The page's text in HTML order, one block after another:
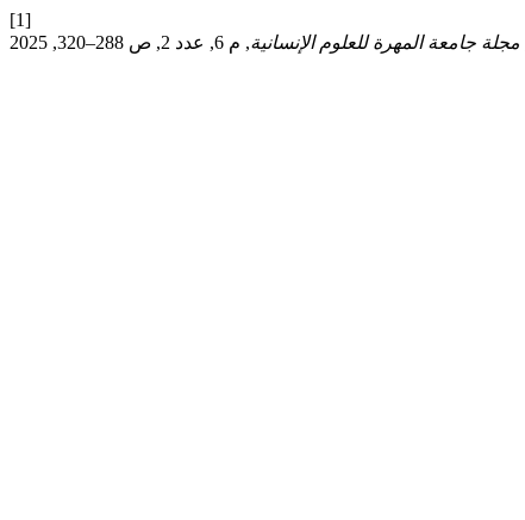
[1]
مجلة جامعة المهرة للعلوم الإنسانية